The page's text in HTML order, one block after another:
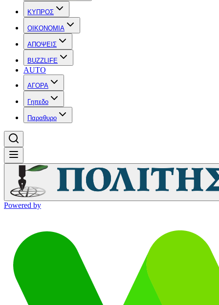
ΚΥΠΡΟΣ
OIKONOMIA
ΑΠΟΨΕΙΣ
BUZZLIFE
AUTO
ΑΓΟΡΑ
Γηπεδο
Παραθυρο
Powered by